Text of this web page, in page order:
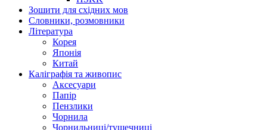
Зошити для східних мов
Словники, розмовники
Література
Корея
Японія
Китай
Каліграфія та живопис
Аксесуари
Папір
Пензлики
Чорнила
Чорнильниці/тушечниці